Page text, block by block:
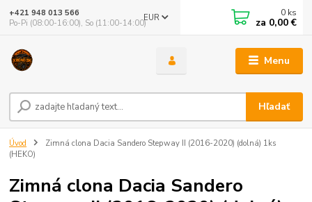
Menu
EUR
Hľadať
+421 948 013 566
Po-Pi (08:00-16:00), So (11:00-14:00)
0 ks
za 0,00 €
Úvod
Zimná clona Dacia Sandero Stepway II (2016-2020) (dolná) 1ks
(HEKO)
Zimná clona Dacia Sandero